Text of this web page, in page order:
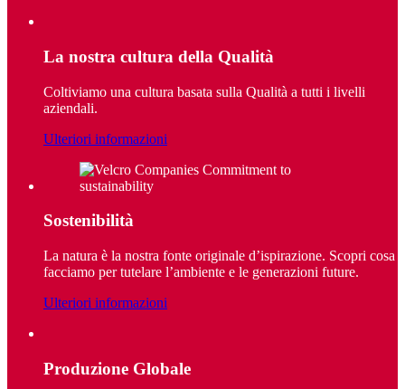
La nostra cultura della Qualità
Coltiviamo una cultura basata sulla Qualità a tutti i livelli
aziendali.
Ulteriori informazioni
Sostenibilità
La natura è la nostra fonte originale d’ispirazione. Scopri cosa
facciamo per tutelare l’ambiente e le generazioni future.
Ulteriori informazioni
Produzione Globale